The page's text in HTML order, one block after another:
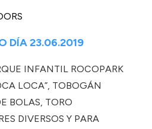
DÍA 23.06.2019
INFANTIL ROCOPARK
LOCA”, TOBOGÁN
BOLAS, TORO
DIVERSOS Y PARA